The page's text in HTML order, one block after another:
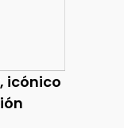
icónico